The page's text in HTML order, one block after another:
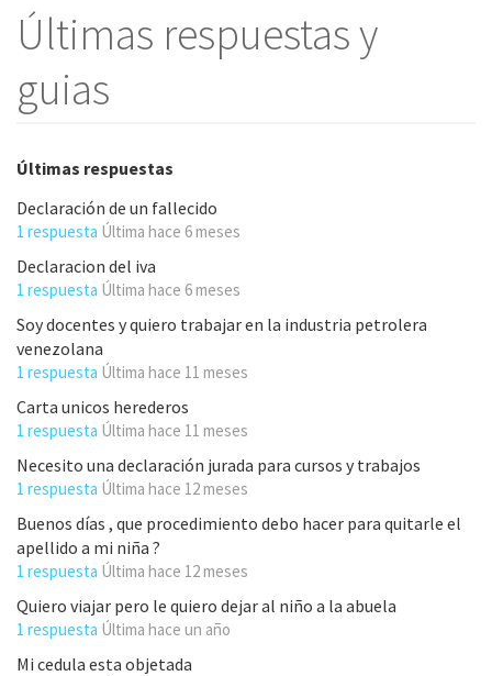
Últimas respuestas y
guias
Últimas respuestas
Declaración de un fallecido
1 respuesta Última hace 6 meses
Declaracion del iva
1 respuesta Última hace 6 meses
Soy docentes y quiero trabajar en la industria petrolera
venezolana
1 respuesta Última hace 11 meses
Carta unicos herederos
1 respuesta Última hace 11 meses
Necesito una declaración jurada para cursos y trabajos
1 respuesta Última hace 12 meses
Buenos días , que procedimiento debo hacer para quitarle el
apellido a mi niña ?
1 respuesta Última hace 12 meses
Quiero viajar pero le quiero dejar al niño a la abuela
1 respuesta Última hace un año
Mi cedula esta objetada